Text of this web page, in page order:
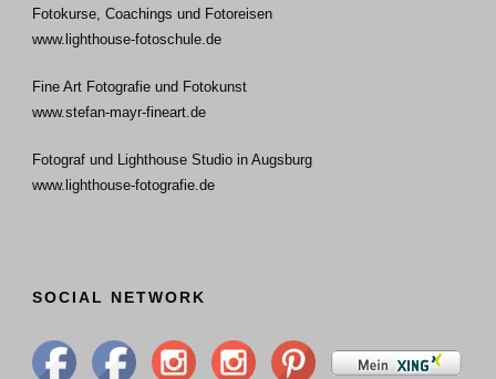
Fotokurse, Coachings und Fotoreisen
www.lighthouse-fotoschule.de
Fine Art Fotografie und Fotokunst
www.stefan-mayr-fineart.de
Fotograf und Lighthouse Studio in Augsburg
www.lighthouse-fotografie.de
SOCIAL NETWORK